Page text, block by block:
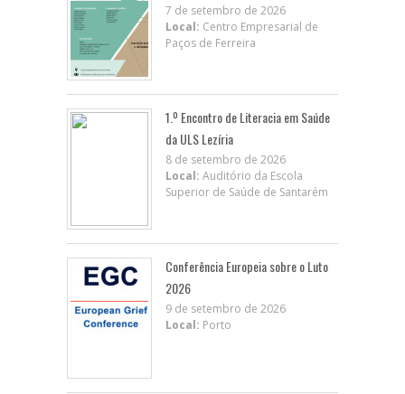
7 de setembro de 2026
Local: Centro Empresarial de
Paços de Ferreira
1.º Encontro de Literacia em Saúde
da ULS Lezíria
8 de setembro de 2026
Local: Auditório da Escola
Superior de Saúde de Santarém
Conferência Europeia sobre o Luto
2026
9 de setembro de 2026
Local: Porto